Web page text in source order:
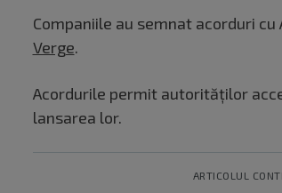
Companiile au semnat acorduri
Verge.
Acordurile permit autorităților
lansarea lor.
ARTICOLUL